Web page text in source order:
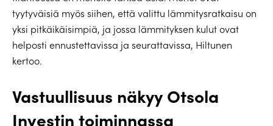
tyytyväisiä myös siihen, että valittu lämmitysratkaisu on
yksi pitkäikäisimpiä, ja jossa lämmityksen kulut ovat
helposti ennustettavissa ja seurattavissa, Hiltunen
kertoo.
Vastuullisuus näkyy Otsola
Investin toiminnassa